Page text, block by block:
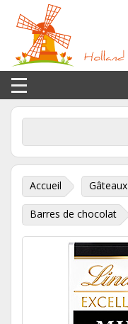
Accueil
Barres de chocolat